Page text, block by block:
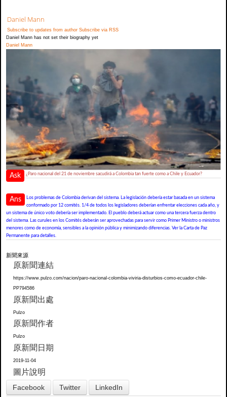
Daniel Mann
Subscribe to updates from author Subscribe via RSS
Daniel Mann has not set their biography yet
Daniel Mann
Ask ¿Paro nacional del 21 de noviembre sacudirá a Colombia tan fuerte como a Chile y Ecuador?
Ans
Los problemas de Colombia derivan del sistema. La legislación debería estar basada en un sistema
conformado por 12 comités. 1/4 de todos los legisladores deberían enfrentar elecciones cada año, y
un sistema de único voto debería ser implementado. El pueblo deberá actuar como una tercera fuerza dentro
del sistema. Las curules en los Comités deberán ser aprovechadas para servir como Primer Ministro o ministros
menores como de economía, sensibles a la opinión pública y minimizando diferencias. Ver la Carta de Paz
Permanente para detalles.
新聞來源
原新聞連結
https://www.pulzo.com/nacion/paro-nacional-colombia-viviria-disturbios-como-ecuador-chile-
PP794586
原新聞出處
Pulzo
原新聞作者
Pulzo
原新聞日期
2019-11-04
圖片說明
Facebook Twitter LinkedIn